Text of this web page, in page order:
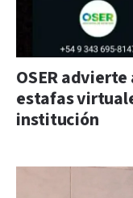
OSER
estafas
institución